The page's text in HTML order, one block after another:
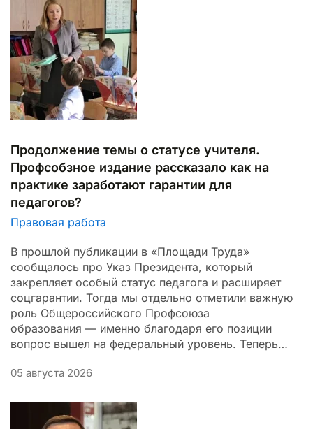
Продолжение темы о статусе учителя.
Профсобзное издание рассказало как на
практике заработают гарантии для
педагогов?
Правовая работа
В прошлой публикации в «Площади Труда»
сообщалось про Указ Президента, который
закрепляет особый статус педагога и расширяет
соцгарантии. Тогда мы отдельно отметили важную
роль Общероссийского Профсоюза
образования — именно благодаря его позиции
вопрос вышел на федеральный уровень. Теперь…
05 августа 2026